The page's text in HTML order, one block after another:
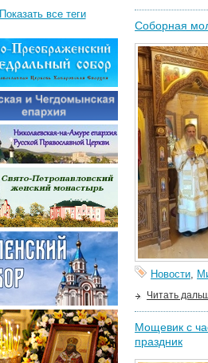
Соборная
Новости,
Читать
Мощевик с
праздник
Показать все теги